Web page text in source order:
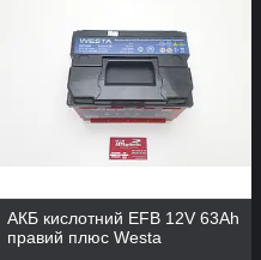
АКБ кислотний EFB 12V 63Аh
правий плюс Westa